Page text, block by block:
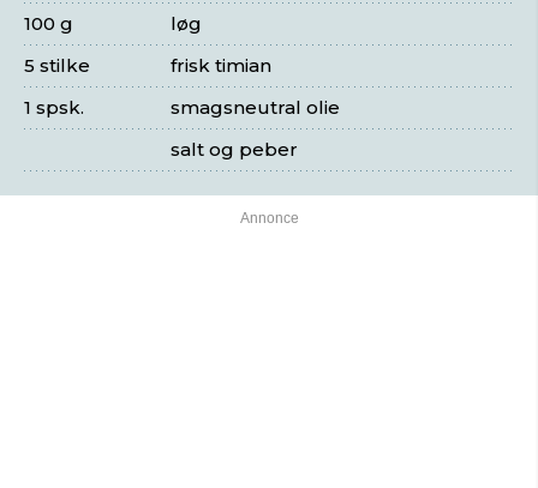
løg
100 g
frisk timian
5 stilke
smagsneutral olie
1 spsk.
salt og peber